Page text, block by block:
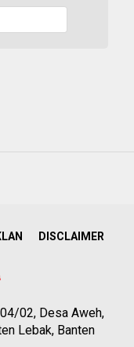
DISCLAIMER
02, Desa Aweh,
Lebak, Banten